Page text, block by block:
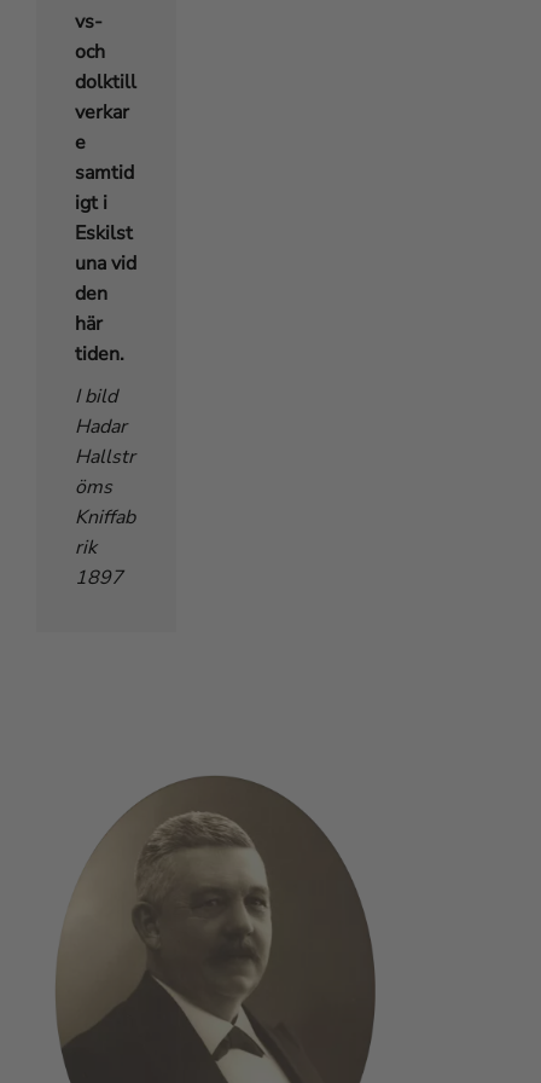
vs-
och
dolktill
verkar
e
samtid
igt i
Eskilst
una vid
den
här
tiden.
I bild
Hadar
Hallstr
öms
Kniffab
rik
1897